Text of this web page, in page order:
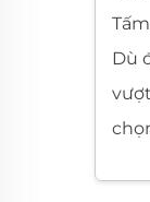
Dù